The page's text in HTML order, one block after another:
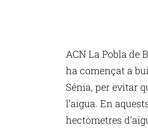
ACN La Pobla de
ha començat a
Sénia, per evitar
l’aigua. En
hectòmetres